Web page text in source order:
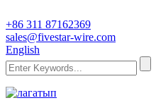
+86 311 87162369
sales@fivestar-wire.com
English